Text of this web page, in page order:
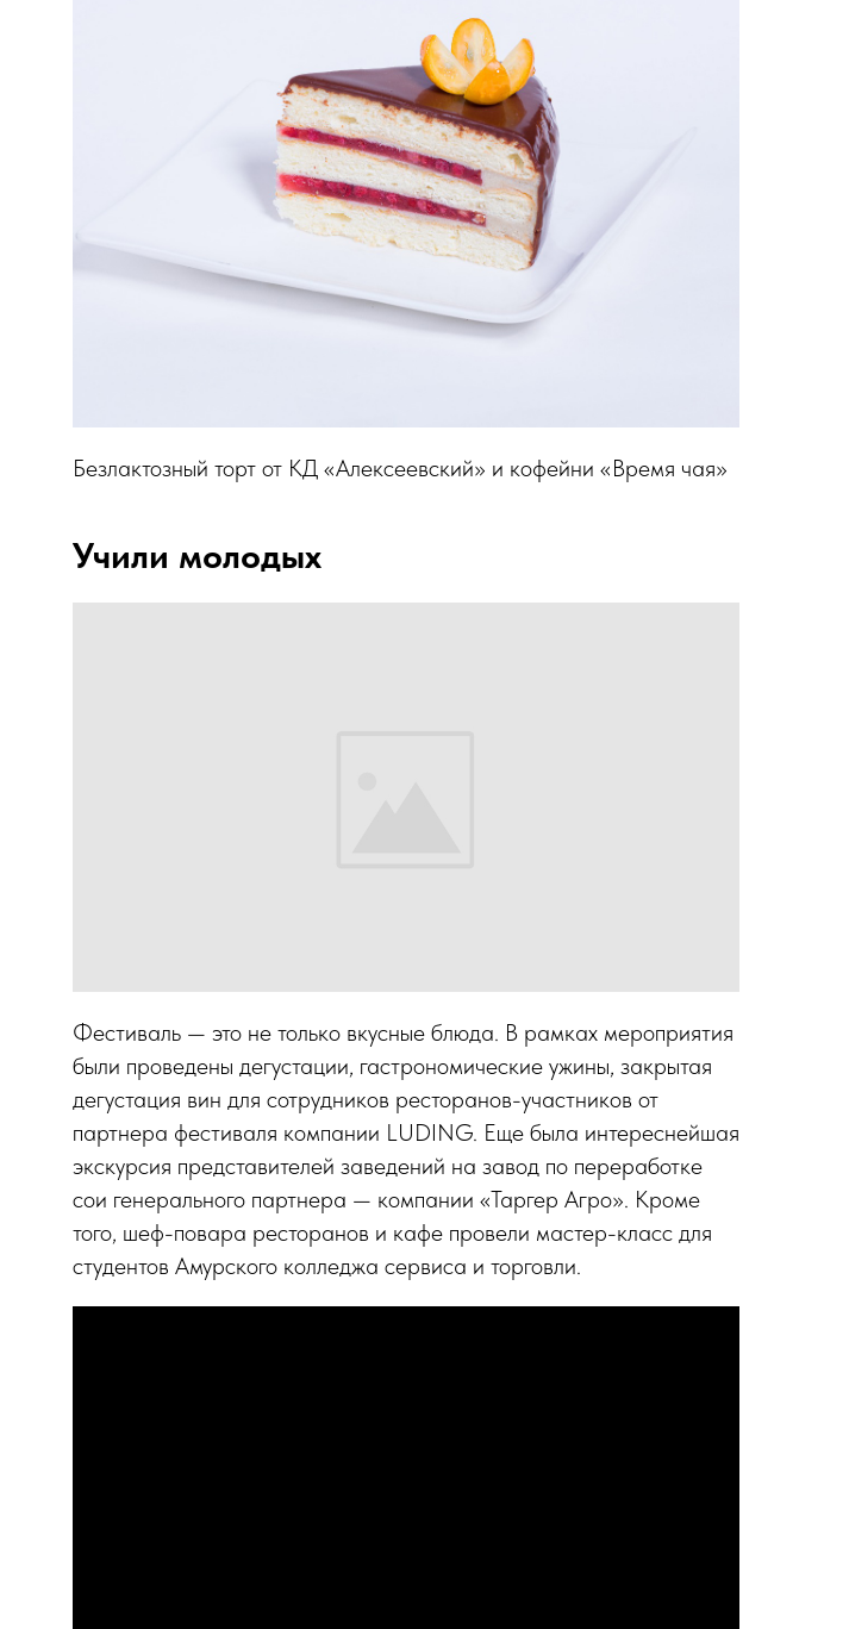
Безлактозный торт от КД «Алексеевский» и кофейни «Время чая»
Учили молодых
Фестиваль — это не только вкусные блюда. В рамках мероприятия
были проведены дегустации, гастрономические ужины, закрытая
дегустация вин для сотрудников ресторанов-участников от
партнера фестиваля компании LUDING. Еще была интереснейшая
экскурсия представителей заведений на завод по переработке
сои генерального партнера — компании «Таргер Агро». Кроме
того, шеф-повара ресторанов и кафе провели мастер-класс для
студентов Амурского колледжа сервиса и торговли.